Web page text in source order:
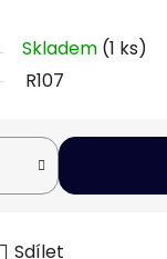
Skladem (1 ks)
R107
Sdílet